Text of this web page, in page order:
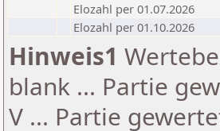
Elozahl per 01.07.2026
Elozahl per 01.10.2026
Hinweis1
blank ... Partie
V ... Partie